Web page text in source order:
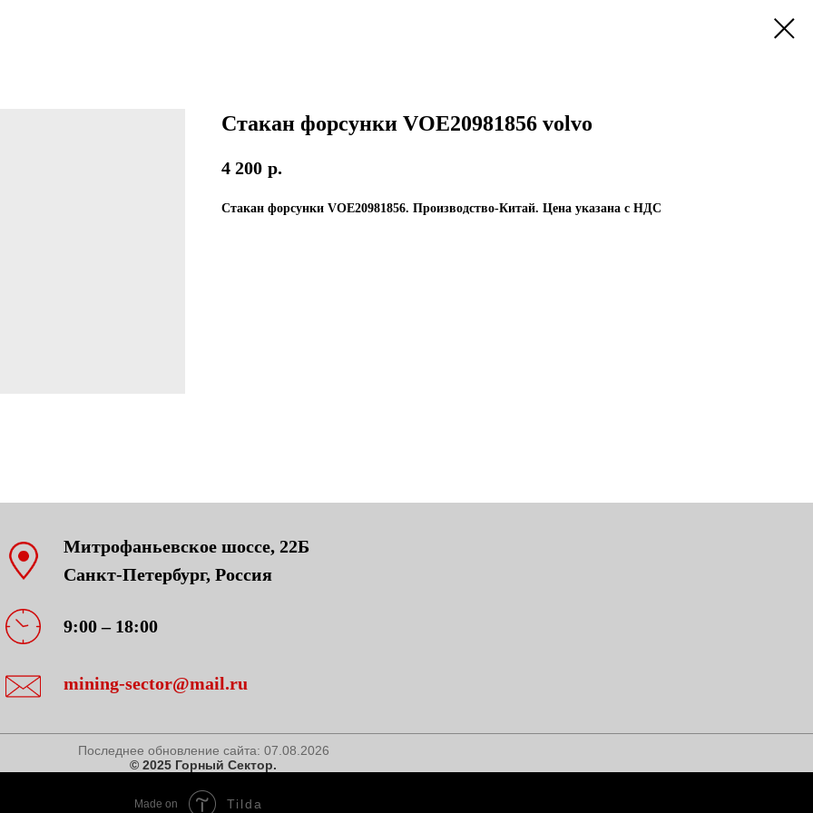
Стакан форсунки VOE20981856 volvo
4 200 р.
Стакан форсунки VOE20981856. Производство-Китай. Цена указана с НДС
Митрофаньевское шоссе, 22Б
Санкт-Петербург, Россия
mining-sector@mail.ru
9:00 – 18:00
Последнее обновление сайта: 07.08.2026
© 2025 Горный Сектор.
Made on Tilda